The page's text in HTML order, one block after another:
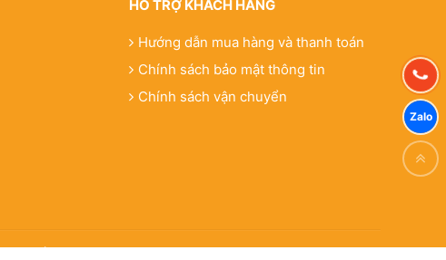
HỖ TRỢ KHÁCH HÀNG
Hướng dẫn mua hàng và thanh toán
Chính sách bảo mật thông tin
Chính sách vận chuyển
- Tất Thành